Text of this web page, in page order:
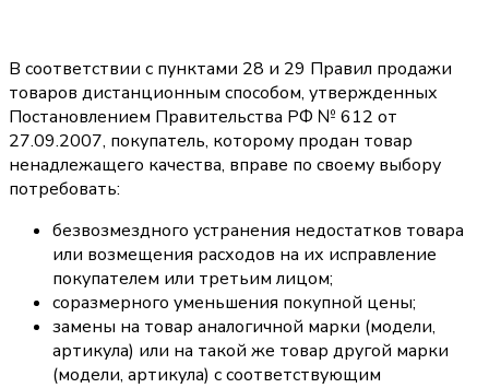
В соответствии с пунктами 28 и 29 Правил продажи
товаров дистанционным способом, утвержденных
Постановлением Правительства РФ № 612 от
27.09.2007, покупатель, которому продан товар
ненадлежащего качества, вправе по своему выбору
потребовать:
безвозмездного устранения недостатков товара
или возмещения расходов на их исправление
покупателем или третьим лицом;
соразмерного уменьшения покупной цены;
замены на товар аналогичной марки (модели,
артикула) или на такой же товар другой марки
(модели, артикула) с соответствующим